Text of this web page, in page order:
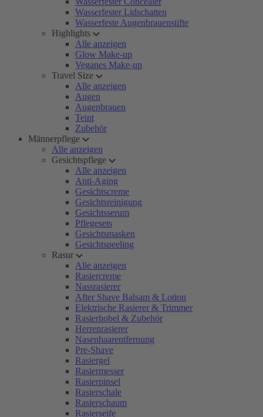
Wasserfester Lidschatten
Wasserfeste Augenbrauenstifte
Highlights
Alle anzeigen
Glow Make-up
Veganes Make-up
Travel Size
Alle anzeigen
Augen
Augenbrauen
Teint
Zubehör
Männerpflege
Alle anzeigen
Gesichtspflege
Alle anzeigen
Anti-Aging
Gesichtscreme
Gesichtsreinigung
Gesichtsserum
Pflegesets
Gesichtsmasken
Gesichtspeeling
Rasur
Alle anzeigen
Rasiercreme
Nassrasierer
After Shave Balsam & Lotion
Elektrische Rasierer & Trimmer
Rasierhobel & Zubehör
Herrenrasierer
Nasenhaarentfernung
Pre-Shave
Rasiergel
Rasiermesser
Rasierpinsel
Rasierschale
Rasierschaum
Rasierseife